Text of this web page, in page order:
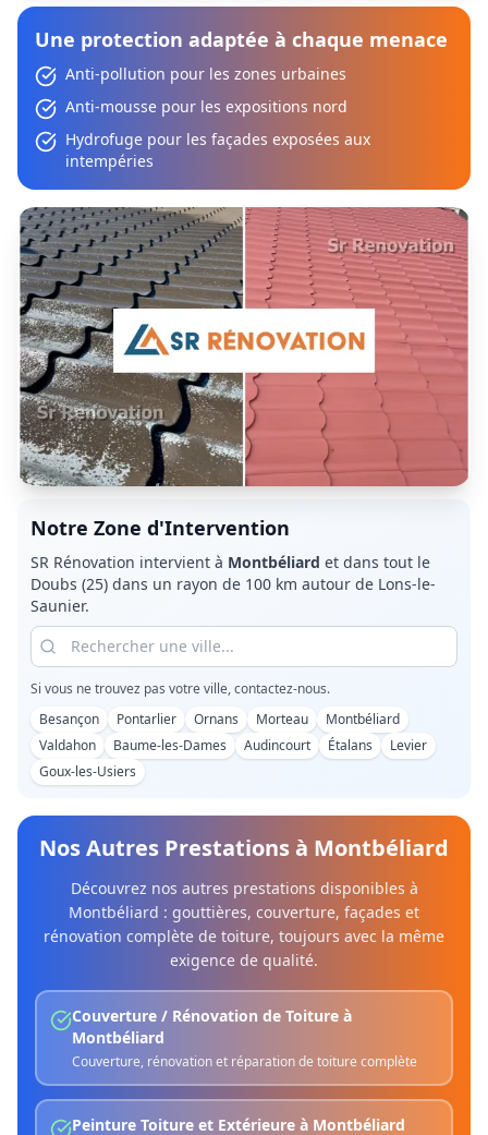
Une protection adaptée à chaque menace
Anti-pollution pour les zones urbaines
Anti-mousse pour les expositions nord
Hydrofuge pour les façades exposées aux
intempéries
Notre Zone d'Intervention
SR Rénovation intervient à Montbéliard et dans tout le
Doubs (25) dans un rayon de 100 km autour de Lons-le-
Saunier.
Si vous ne trouvez pas votre ville, contactez-nous.
Besançon
Pontarlier Ornans Morteau
Montbéliard
Valdahon
Baume-les-Dames Audincourt Étalans
Levier
Goux-les-Usiers
Nos Autres Prestations à Montbéliard
Découvrez nos autres prestations disponibles à
Montbéliard : gouttières, couverture, façades et
rénovation complète de toiture, toujours avec la même
exigence de qualité.
Couverture / Rénovation de Toiture à
Montbéliard
Couverture, rénovation et réparation de toiture complète
Peinture Toiture et Extérieure à Montbéliard